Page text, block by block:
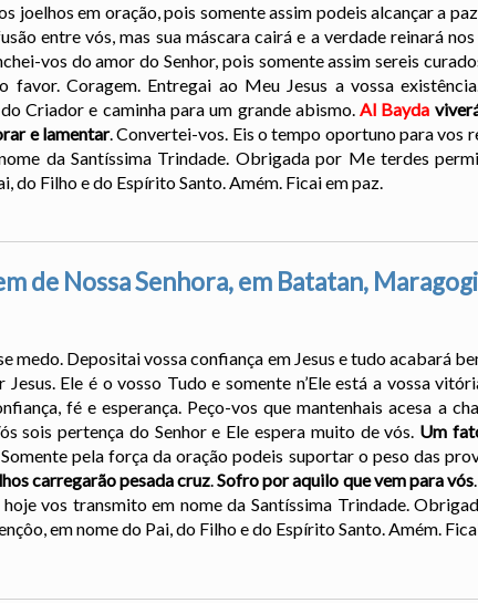
joelhos em oração, pois somente assim podeis alcançar a
entre vós, mas sua máscara cairá e a verdade reinará
vos do amor do Senhor, pois somente assim sereis
favor. Coragem. Entregai ao Meu Jesus a vossa
Criador e caminha para um grande abismo.Al Bayda
e lamentar. Convertei-vos. Eis o tempo oportuno para vos
da Santíssima Trindade. Obrigada por Me terdes
do Filho e do Espírito Santo. Amém. Ficai em paz.
de Nossa Senhora, em Batatan,
medo. Depositai vossa confiança em Jesus e tudo acabará
Ele é o vosso Tudo e somente n’Ele está a vossa
fé e esperança. Peço-vos que mantenhais acesa a
sois pertença do Senhor e Ele espera muito de vós. Um
Somente pela força da oração podeis suportar o peso das
carregarão pesada cruz.Sofro por aquilo que vem para vós
hoje vos transmito em nome da Santíssima Trindade.
em nome do Pai, do Filho e do Espírito Santo. Amém.